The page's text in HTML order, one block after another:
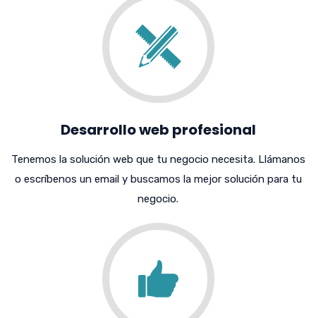
Desarrollo web profesional
Tenemos la solución web que tu negocio necesita. Llámanos
o escríbenos un email y buscamos la mejor solución para tu
negocio.